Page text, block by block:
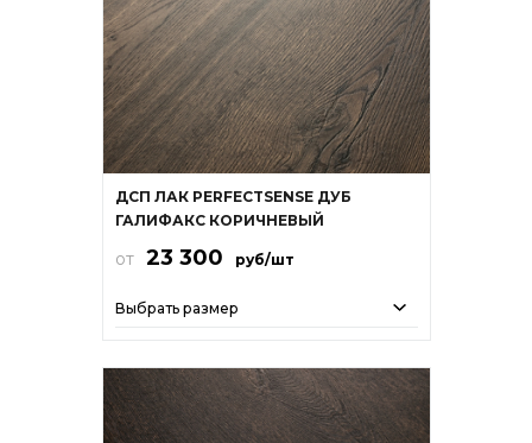
ДСП ЛАК PERFECTSENSE ДУБ
ГАЛИФАКС КОРИЧНЕВЫЙ
от 23 300 руб/шт
Выбрать размер